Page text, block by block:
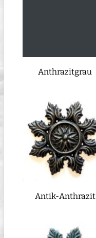
Anthrazitgrau
Antik-Anthrazit